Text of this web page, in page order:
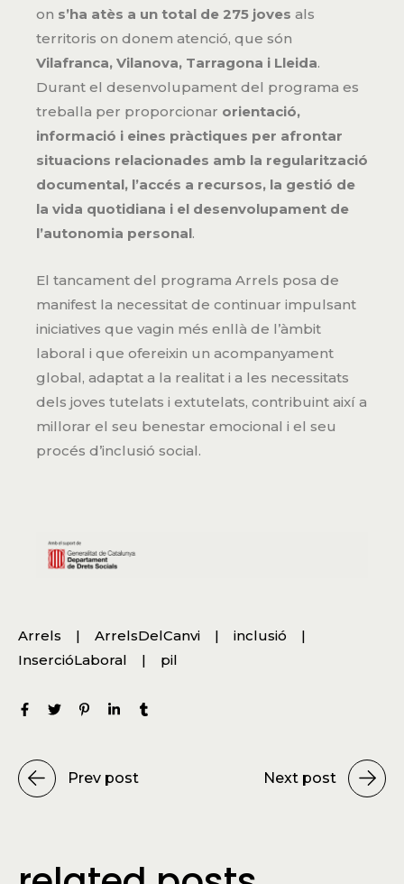
on s’ha atès a un total de 275 joves als
territoris on donem atenció, que són
Vilafranca, Vilanova, Tarragona i Lleida.
Durant el desenvolupament del programa es
treballa per proporcionar orientació,
informació i eines pràctiques per afrontar
situacions relacionades amb la regularització
documental, l’accés a recursos, la gestió de
la vida quotidiana i el desenvolupament de
l’autonomia personal.
El tancament del programa Arrels posa de
manifest la necessitat de continuar impulsant
iniciatives que vagin més enllà de l’àmbit
laboral i que ofereixin un acompanyament
global, adaptat a la realitat i a les necessitats
dels joves tutelats i extutelats, contribuint així a
millorar el seu benestar emocional i el seu
procés d’inclusió social.
Arrels ArrelsDelCanvi
inclusió
InsercióLaboral
pil
Prev post Next post